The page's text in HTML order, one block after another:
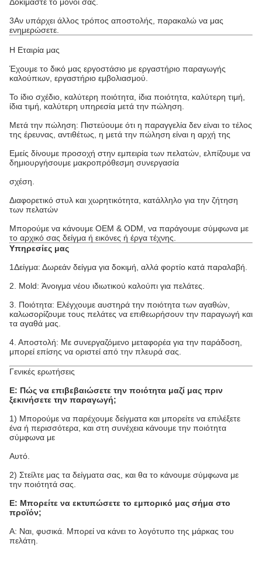
3Αν υπάρχει άλλος τρόπος αποστολής, παρακαλώ να μας
ενημερώσετε.
Η Εταιρία μας
Έχουμε το δικό μας εργοστάσιο με εργαστήριο παραγωγής
καλούπιων, εργαστήριο εμβολιασμού.
Το ίδιο σχέδιο, καλύτερη ποιότητα, ίδια ποιότητα, καλύτερη τιμή,
ίδια τιμή, καλύτερη υπηρεσία μετά την πώληση.
Μετά την πώληση: Πιστεύουμε ότι η παραγγελία δεν είναι το τέλος
της έρευνας, αντιθέτως, η μετά την πώληση είναι η αρχή της
Εμείς δίνουμε προσοχή στην εμπειρία των πελατών, ελπίζουμε να
δημιουργήσουμε μακροπρόθεσμη συνεργασία
σχέση.
Διαφορετικό στυλ και χωρητικότητα, κατάλληλο για την ζήτηση
των πελατών
Μπορούμε να κάνουμε OEM & ODM, να παράγουμε σύμφωνα με
το αρχικό σας δείγμα ή εικόνες ή έργα τέχνης.
Υπηρεσίες μας
1Δείγμα: Δωρεάν δείγμα για δοκιμή, αλλά φορτίο κατά παραλαβή.
2. Mold: Άνοιγμα νέου ιδιωτικού καλούπι για πελάτες.
3. Ποιότητα: Ελέγχουμε αυστηρά την ποιότητα των αγαθών,
καλωσορίζουμε τους πελάτες να επιθεωρήσουν την παραγωγή και
τα αγαθά μας.
4. Αποστολή: Με συνεργαζόμενο μεταφορέα για την παράδοση,
μπορεί επίσης να οριστεί από την πλευρά σας.
Γενικές ερωτήσεις
Ε: Πώς να επιβεβαιώσετε την ποιότητα μαζί μας πριν
ξεκινήσετε την παραγωγή;
1) Μπορούμε να παρέχουμε δείγματα και μπορείτε να επιλέξετε
ένα ή περισσότερα, και στη συνέχεια κάνουμε την ποιότητα
σύμφωνα με
Αυτό.
2) Στείλτε μας τα δείγματα σας, και θα το κάνουμε σύμφωνα με
την ποιότητά σας.
Ε: Μπορείτε να εκτυπώσετε το εμπορικό μας σήμα στο
προϊόν;
Α: Ναι, φυσικά. Μπορεί να κάνει το λογότυπο της μάρκας του
πελάτη.